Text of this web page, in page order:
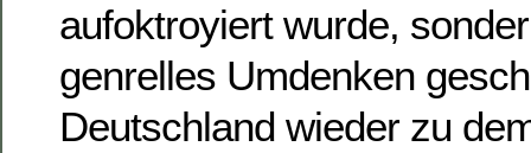
aufoktroyiert wurde,
genrelles Umdenken
Deutschland wieder zu